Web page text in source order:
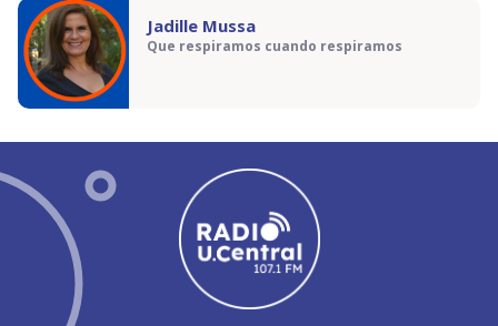
Jadille Mussa
Que respiramos cuando respiramos